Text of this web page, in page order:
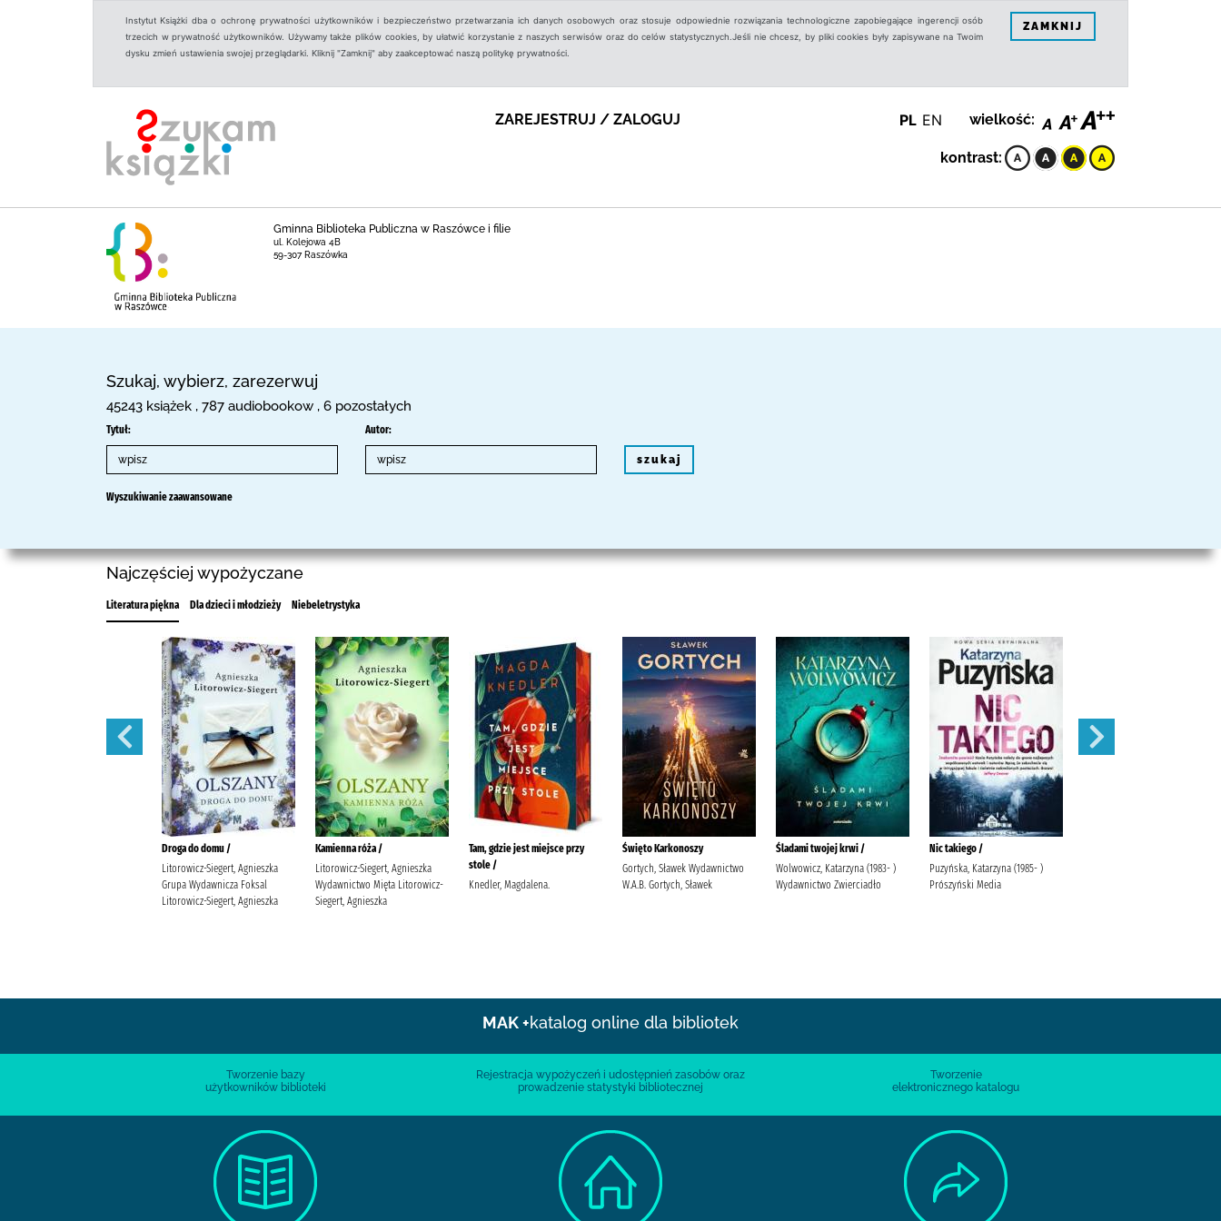
Instytut Książki dba o ochronę prywatności użytkowników i bezpieczeństwo przetwarzania ich danych osobowych oraz stosuje odpowiednie rozwiązania technologiczne zapobiegające ingerencji osób
trzecich w prywatność użytkowników. Używamy także plików cookies, by ułatwić korzystanie z naszych serwisów oraz do celów statystycznych.Jeśli nie chcesz, by pliki cookies były zapisywane na Twoim
dysku zmień ustawienia swojej przeglądarki. Kliknij "Zamknij" aby zaakceptować naszą politykę prywatności.
ZAMKNIJ
ZAREJESTRUJ / ZALOGUJ PL EN wielkość:
kontrast:
Gminna Biblioteka Publiczna w Raszówce i filie
ul. Kolejowa 4B
59-307 Raszówka
Szukaj, wybierz, zarezerwuj
45243 książek , 787 audiobookow , 6 pozostałych
Tytuł: Autor:
szukaj
Wyszukiwanie zaawansowane
Najczęściej wypożyczane
Literatura piękna Dla dzieci i młodzieży Niebeletrystyka
Droga do domu /
Litorowicz-Siegert, Agnieszka
Grupa Wydawnicza Foksal
Litorowicz-Siegert, Agnieszka
Kamienna róża /
Litorowicz-Siegert, Agnieszka
Wydawnictwo Mięta Litorowicz-
Siegert, Agnieszka
Tam, gdzie jest miejsce przy
stole /
Knedler, Magdalena.
Święto Karkonoszy
Gortych, Sławek Wydawnictwo
W.A.B. Gortych, Sławek
Śladami twojej krwi /
Wolwowicz, Katarzyna (1983- )
Wydawnictwo Zwierciadło
Nic takiego /
Puzyńska, Katarzyna (1985- )
Prószyński Media
MAK +katalog online dla bibliotek
Tworzenie bazy
użytkowników biblioteki
Rejestracja wypożyczeń i udostępnień zasobów oraz
prowadzenie statystyki bibliotecznej
Tworzenie
elektronicznego katalogu